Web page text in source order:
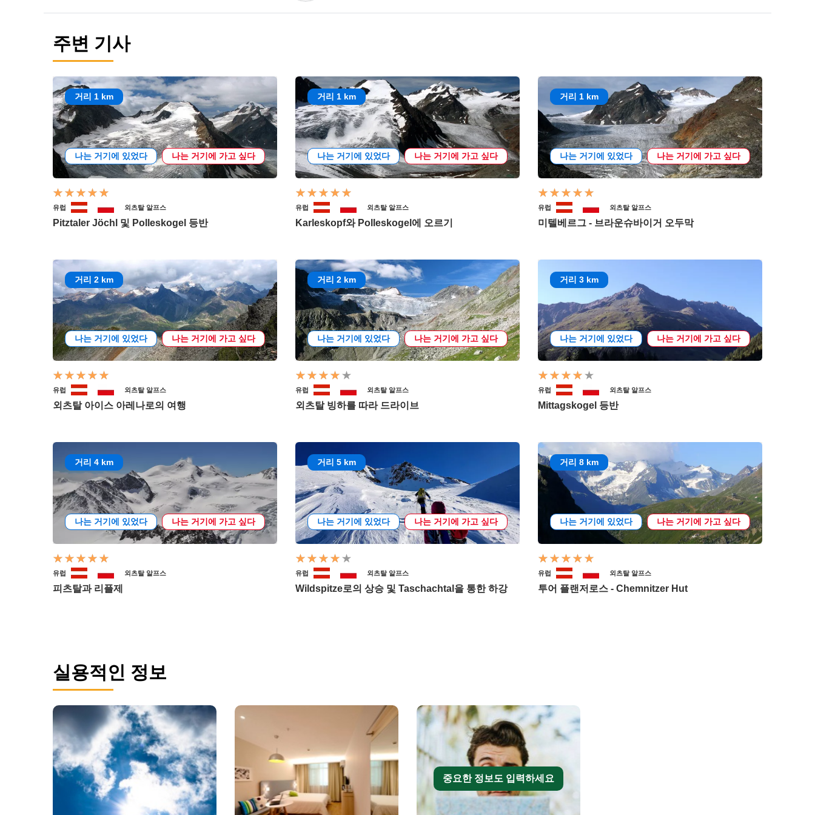
주변 기사
거리 1 km
나는 거기에 있었다 나는 거기에 가고 싶다
유럽 외츠탈 알프스
Pitztaler Jöchl 및 Polleskogel 등반
거리 1 km
나는 거기에 있었다 나는 거기에 가고 싶다
유럽 외츠탈 알프스
Karleskopf와 Polleskogel에 오르기
거리 1 km
나는 거기에 있었다 나는 거기에 가고 싶다
유럽 외츠탈 알프스
미텔베르그 - 브라운슈바이거 오두막
거리 2 km
나는 거기에 있었다 나는 거기에 가고 싶다
유럽 외츠탈 알프스
외츠탈 아이스 아레나로의 여행
거리 2 km
나는 거기에 있었다 나는 거기에 가고 싶다
유럽 외츠탈 알프스
외츠탈 빙하를 따라 드라이브
거리 3 km
나는 거기에 있었다 나는 거기에 가고 싶다
유럽 외츠탈 알프스
Mittagskogel 등반
거리 4 km
나는 거기에 있었다 나는 거기에 가고 싶다
유럽 외츠탈 알프스
피츠탈과 리플제
거리 5 km
나는 거기에 있었다 나는 거기에 가고 싶다
유럽 외츠탈 알프스
Wildspitze로의 상승 및 Taschachtal을 통한 하강
거리 8 km
나는 거기에 있었다 나는 거기에 가고 싶다
유럽 외츠탈 알프스
투어 플랜저로스 - Chemnitzer Hut
실용적인 정보
중요한 정보도 입력하세요